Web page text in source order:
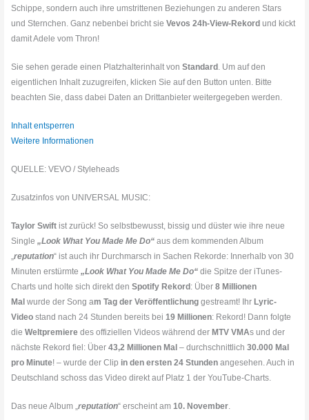
Schippe, sondern auch ihre umstrittenen Beziehungen zu anderen Stars
und Sternchen. Ganz nebenbei bricht sieVevos 24h-View-Rekord und kickt
damit Adele vom Thron!
Sie sehen gerade einen Platzhalterinhalt vonStandard . Um auf den
eigentlichen Inhalt zuzugreifen, klicken Sie auf den Button unten. Bitte
beachten Sie, dass dabei Daten an Drittanbieter weitergegeben werden.
Inhalt entsperren
Weitere Informationen
QUELLE: VEVO / Styleheads
Zusatzinfos von UNIVERSAL MUSIC:
Taylor Swift ist zurück! So selbstbewusst, bissig und düster wie ihre neue
Single„Look What You Made Me Do“ aus dem kommenden Album
„reputation“ ist auch ihr Durchmarsch in Sachen Rekorde: Innerhalb von 30
Minuten erstürmte„Look What You Made Me Do“ die Spitze der iTunes-
Charts und holte sich direkt denSpotify Rekord: Über 8 Millionen
Mal wurde der Song am Tag der Veröffentlichung gestreamt! IhrLyric-
Video stand nach 24 Stunden bereits bei 19 Millionen: Rekord! Dann folgte
dieWeltpremiere des offiziellen Videos während der MTV VMAs und der
nächste Rekord fiel: Über 43,2 Millionen Mal – durchschnittlich30.000 Mal
pro Minute! – wurde der Clip in den ersten 24 Stunden angesehen. Auch in
Deutschland schoss das Video direkt auf Platz 1 der YouTube-Charts.
Das neue Album „reputation“ erscheint am 10. November